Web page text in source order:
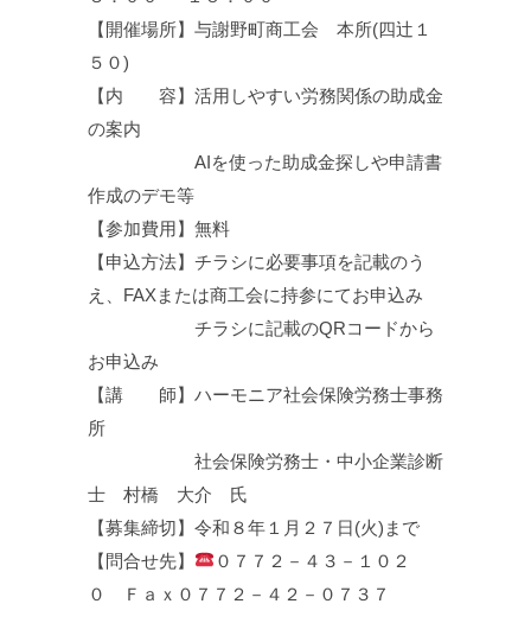
【開催場所】与謝野町商工会 本所(四辻１
５０)
【内 容】活用しやすい労務関係の助成金
の案内
AIを使った助成金探しや申請書
作成のデモ等
【参加費用】無料
【申込方法】チラシに必要事項を記載のう
え、FAXまたは商工会に持参にてお申込み
チラシに記載のQRコードから
お申込み
【講 師】ハーモニア社会保険労務士事務
所
社会保険労務士・中小企業診断
士 村橋 大介 氏
【募集締切】令和８年１月２７日(火)まで
【問合せ先】
０７７２－４３－１０２
０ Ｆａｘ０７７２－４２－０７３７